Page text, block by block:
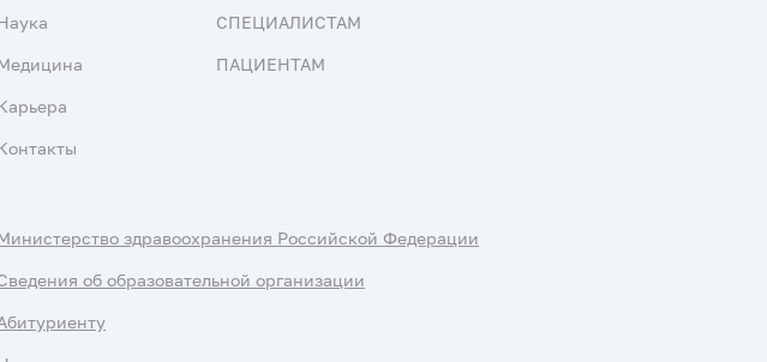
СПЕЦИАЛИСТАМ
ПАЦИЕНТАМ
здравоохранения Российской Федерации
об образовательной организации